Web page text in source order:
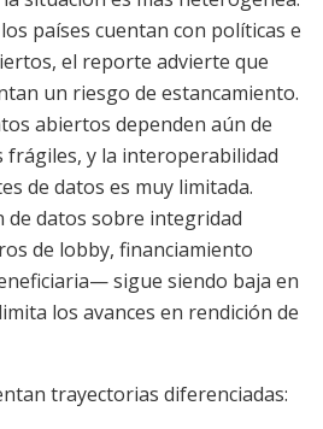
países cuentan con políticas e
el reporte advierte que
un riesgo de estancamiento.
abiertos dependen aún de
y la interoperabilidad
de datos es muy limitada.
de datos sobre integridad
de lobby, financiamiento
sigue siendo baja en
los avances en rendición de
trayectorias diferenciadas: